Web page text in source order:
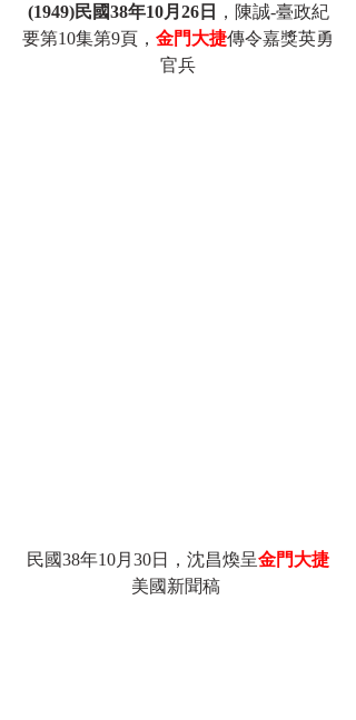
(1949)民國38年10月26日
，陳誠-臺政紀
要第10集第9頁， 金門大捷傳令嘉獎英勇
官兵
民國38年10月30日，沈昌煥呈金門大捷
美國新聞稿